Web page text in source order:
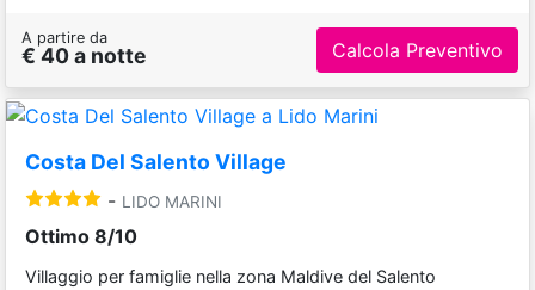
A partire da
€ 40 a notte Calcola Preventivo
Costa Del Salento Village
- LIDO MARINI
Ottimo 8/10
Villaggio per famiglie nella zona Maldive del Salento